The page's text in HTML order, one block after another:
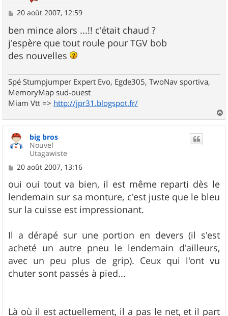
M
s
s
a
g
e
20 août 2007, 12:59
ben mince alors ...!! c'était chaud ?
j'espère que tout roule pour TGV bob
des nouvelles
Spé Stumpjumper Expert Evo, Egde305, TwoNav sportiva,
MemoryMap sud-ouest
Miam Vtt => http://jpr31.blogspot.fr/
a
big bros
Nouvel
Utagawiste
M
s
s
a
g
e
20 août 2007, 13:16
oui oui tout va bien, il est même reparti dès le
lendemain sur sa monture, c'est juste que le bleu
sur la cuisse est impressionant.
Il a dérapé sur une portion en devers (il s'est
acheté un autre pneu le lendemain d'ailleurs,
avec un peu plus de grip). Ceux qui l'ont vu
chuter sont passés à pied...
Là où il est actuellement, il a pas le net, et il part